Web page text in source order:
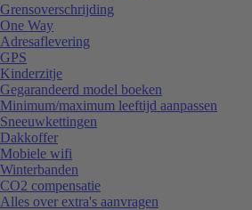
Grensoverschrijding
One Way
Adresaflevering
GPS
Kinderzitje
Gegarandeerd model boeken
Minimum/maximum leeftijd aanpassen
Sneeuwkettingen
Dakkoffer
Mobiele wifi
Winterbanden
CO2 compensatie
Alles over extra's aanvragen